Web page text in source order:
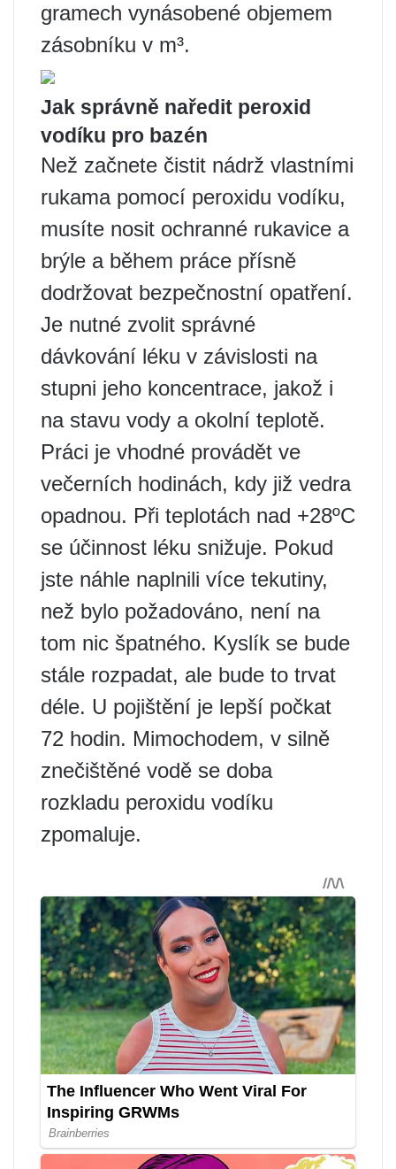
gramech vynásobené objemem
zásobníku v m³.
Jak správně naředit peroxid
vodíku pro bazén
Než začnete čistit nádrž vlastními
rukama pomocí peroxidu vodíku,
musíte nosit ochranné rukavice a
brýle a během práce přísně
dodržovat bezpečnostní opatření.
Je nutné zvolit správné
dávkování léku v závislosti na
stupni jeho koncentrace, jakož i
na stavu vody a okolní teplotě.
Práci je vhodné provádět ve
večerních hodinách, kdy již vedra
opadnou. Při teplotách nad +28ºС
se účinnost léku snižuje. Pokud
jste náhle naplnili více tekutiny,
než bylo požadováno, není na
tom nic špatného. Kyslík se bude
stále rozpadat, ale bude to trvat
déle. U pojištění je lepší počkat
72 hodin. Mimochodem, v silně
znečištěné vodě se doba
rozkladu peroxidu vodíku
zpomaluje.